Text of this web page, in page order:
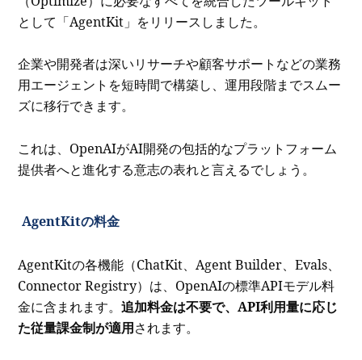
として「AgentKit」をリリースしました。
企業や開発者は深いリサーチや顧客サポートなどの業務
用エージェントを短時間で構築し、運用段階までスムー
ズに移行できます。
これは、OpenAIがAI開発の包括的なプラットフォーム
提供者へと進化する意志の表れと言えるでしょう。
AgentKitの料金
AgentKitの各機能（ChatKit、Agent Builder、Evals、
Connector Registry）は、OpenAIの標準APIモデル料
金に含まれます。追加料金は不要で、API利用量に応じ
た従量課金制が適用されます。